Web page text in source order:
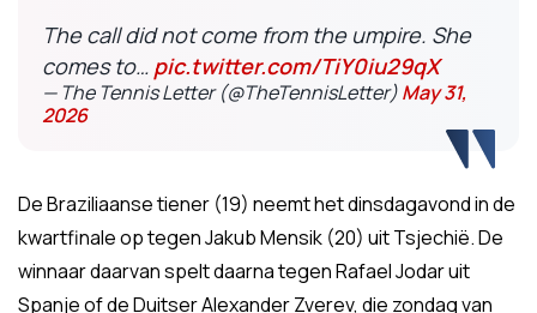
The call did not come from the umpire. She
comes to… pic.twitter.com/TiY0iu29qX
— The Tennis Letter (@TheTennisLetter)May 31,
2026
De Braziliaanse tiener (19) neemt het dinsdagavond in de
kwartfinale op tegen Jakub Mensik (20) uit Tsjechië. De
winnaar daarvan spelt daarna tegen Rafael Jodar uit
Spanje of de Duitser Alexander Zverev, die zondag van